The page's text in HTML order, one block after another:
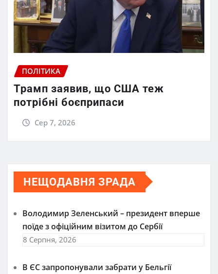
ПОЛІТИКА
Трамп заявив, що США теж
потрібні боєприпаси
Сер 7, 2026
НЕЩОДАВНЯ ЗРАДА
Володимир Зеленський – президент вперше
поїде з офіційним візитом до Сербії
8 Серпня, 2026
В ЄС запропонували забрати у Бельгії